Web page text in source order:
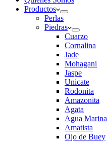
Productos
Perlas
Piedras
Cuarzo
Cornalina
Jade
Mohagani
Jaspe
Unicate
Rodonita
Amazonita
Agata
Agua Marina
Amatista
Ojo de Buey